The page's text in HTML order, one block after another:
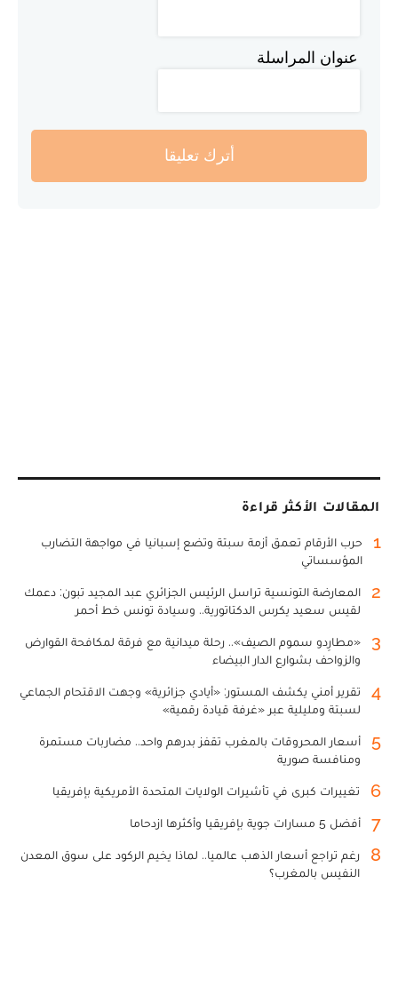
عنوان المراسلة
أترك تعليقا
المقالات الأكثر قراءة
1
حرب الأرقام تعمق أزمة سبتة وتضع إسبانيا في مواجهة التضارب
المؤسساتي
2
المعارضة التونسية تراسل الرئيس الجزائري عبد المجيد تبون: دعمك
لقيس سعيد يكرس الدكتاتورية.. وسيادة تونس خط أحمر
3
«مطارِدو سموم الصيف».. رحلة ميدانية مع فرقة لمكافحة القوارض
والزواحف بشوارع الدار البيضاء
4
تقرير أمني يكشف المستور: «أيادي جزائرية» وجهت الاقتحام الجماعي
لسبتة ومليلية عبر «غرفة قيادة رقمية»
5
أسعار المحروقات بالمغرب تقفز بدرهم واحد.. مضاربات مستمرة
ومنافسة صورية
6 تغييرات كبرى في تأشيرات الولايات المتحدة الأمريكية بإفريقيا
7 أفضل 5 مسارات جوية بإفريقيا وأكثرها ازدحاما
8
رغم تراجع أسعار الذهب عالميا.. لماذا يخيم الركود على سوق المعدن
النفيس بالمغرب؟